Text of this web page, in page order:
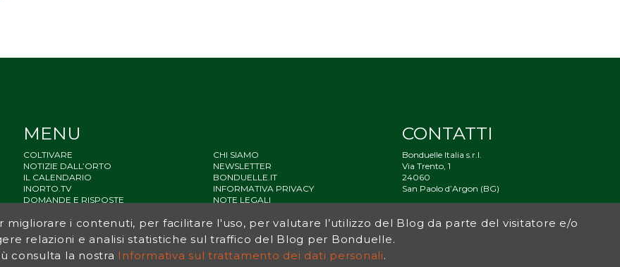
MENU CONTATTI
COLTIVARE
NOTIZIE DALL’ORTO
IL CALENDARIO
INORTO.TV
DOMANDE E RISPOSTE
CHI SIAMO
NEWSLETTER
BONDUELLE.IT
INFORMATIVA PRIVACY
NOTE LEGALI
SITEMAP
Bonduelle Italia s.r.l.
Via Trento, 1
24060
San Paolo d’Argon (BG)
migliorare i contenuti, per facilitare l'uso, per valutare l’utilizzo del Blog da parte del visitatore e/o
relazioni e analisi statistiche sul traffico del Blog per Bonduelle.
consulta la nostra Informativa sul trattamento dei dati personali.